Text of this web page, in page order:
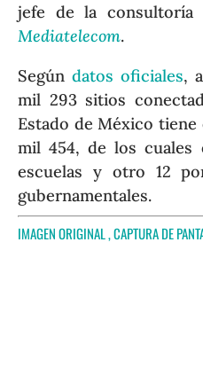
jefe de la consultoría
Mediatelecom.
Segúndatos oficiales,
mil 293 sitios
Estado de México
mil 454, de los
escuelas y otro 12
gubernamentales.
IMAGEN ORIGINAL ,CAPTURA DE